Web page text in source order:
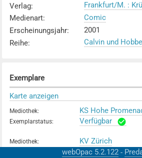
Verlag:
Frankfurt/M. :
Medienart:
Comic
Erscheinungsjahr:
2001
Reihe: Calvin und
Exemplare
Karte anzeigen
Mediothek: KS Hohe
Exemplarstatus: Verfügbar
Mediothek: KV Zürich
Verfügbar
webOpac 5.2.122 -